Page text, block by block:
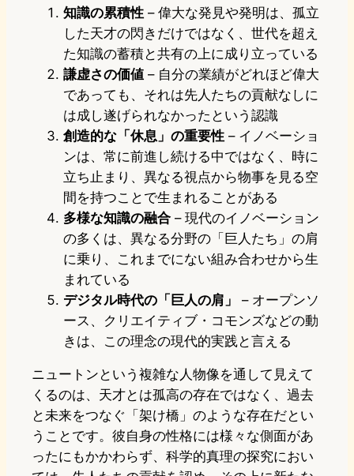
知識の累積性 – 偉大な発見や発明は、孤立
した天才の閃きだけではなく、世代を超え
た知識の蓄積と共有の上に成り立っている
謙虚さの価値 – 自分の業績がどれほど偉大
であっても、それは先人たちの貢献なしに
は成し遂げられなかったという認識
創造的な「休息」の重要性 – イノベーショ
ンは、常に前進し続ける中ではなく、時に
立ち止まり、異なる視点から物事を見る空
間を持つことで生まれることがある
多様な知識の融合 – 現代のイノベーション
の多くは、異なる分野の「巨人たち」の肩
に乗り、これまでにない組み合わせから生
まれている
デジタル時代の「巨人の肩」
– オープンソ
ース、クリエイティブ・コモンズなどの動
きは、この理念の現代的実践と言える
ニュートンという複雑な人物像を通して見えて
くるのは、天才とは孤高の存在ではなく、過去
と未来をつなぐ「架け橋」のような存在だとい
うことです。彼自身の性格には様々な側面があ
ったにもかかわらず、科学的真理の探究におい